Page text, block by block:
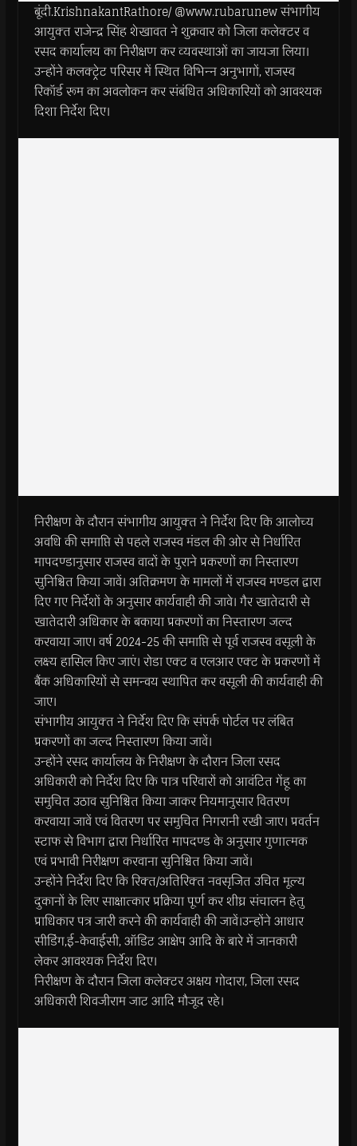
बूंदी.KrishnakantRathore/ @www.rubarunew संभागीय
आयुक्‍त राजेन्‍द्र सिंह शेखावत ने शुक्रवार को जिला कलेक्‍टर व
रसद कार्यालय का निरीक्षण कर व्‍यवस्‍थाओं का जायजा लिया।
उन्‍होंने कलक्‍ट्रेट परिसर में स्थित विभिन्‍न अनुभागों, राजस्‍व
रिकॉर्ड रूम का अवलोकन कर संबंधित अधिकारियों को आवश्‍यक
दिशा निर्देश दिए।
निरीक्षण के दौरान संभागीय आयुक्‍त ने निर्देश दिए कि आलोच्‍य
अवधि की समाप्ति से पहले राजस्‍व मंडल की ओर से निर्धारित
मापदण्‍डानुसार राजस्‍व वादों के पुराने प्रकरणों का निस्‍तारण
सुनिश्चित किया जावें। अतिक्रमण के मामलों में राजस्‍व मण्‍डल द्वारा
दिए गए निर्देशों के अनुसार कार्यवाही की जावे। गैर खातेदारी से
खातेदारी अधिकार के बकाया प्रकरणों का निस्‍तारण जल्द
करवाया जाए। वर्ष 2024-25 की समाप्ति से पूर्व राजस्‍व वसूली के
लक्ष्‍य हासिल किए जाएं। रोडा एक्‍ट व एलआर एक्‍ट के प्रकरणों में
बैंक अधिकारियों से समन्‍वय स्‍थापित कर वसूली की कार्यवाही की
जाए।
संभागीय आयुक्‍त ने निर्देश दिए कि संपर्क पोर्टल पर लंबित
प्रकरणों का जल्द निस्‍तारण किया जावें।
उन्‍होंने रसद कार्यालय के निरीक्षण के दौरान जिला रसद
अधिकारी को निर्देश दिए कि पात्र परिवारों को आवंटित गेंहू का
समुचित उठाव सुनिश्चित किया जाकर नियमानुसार वितरण
करवाया जावें एवं वितरण पर समुचित निगरानी रखी जाए। प्रवर्तन
स्‍टाफ से विभाग द्वारा निर्धारित मापदण्‍ड के अनुसार गुणात्‍मक
एवं प्रभावी निरीक्षण करवाना सुनिश्चित किया जावें।
उन्‍होंने निर्देश दिए कि रिक्‍त/अतिरिक्‍त नवसृजित उचित मूल्‍य
दुकानों के लिए साक्षात्‍कार प्रक्रिया पूर्ण कर शीघ्र संचालन हेतु
प्राधिकार पत्र जारी करने की कार्यवाही की जावें।उन्‍होंने आधार
सीडिंग,ई-केवाईसी, ऑडिट आक्षेप आदि के बारे में जानकारी
लेकर आवश्‍यक निर्देश दिए।
निरीक्षण के दौरान जिला कलेक्‍टर अक्षय गोदारा, जिला रसद
अधिकारी शिवजीराम जाट आदि मौजूद रहे।